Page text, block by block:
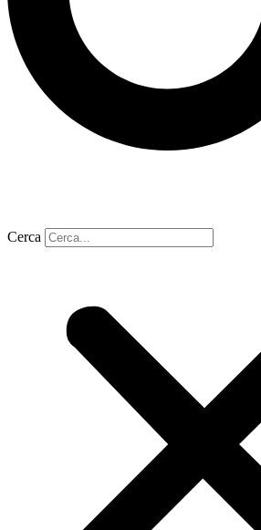
Cerca